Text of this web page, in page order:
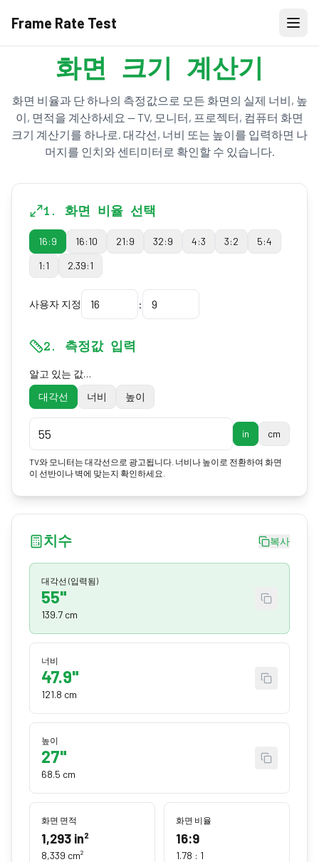
Frame Rate Test
화면 크기 계산기
화면 비율과 단 하나의 측정값으로 모든 화면의 실제 너비, 높
이, 면적을 계산하세요 — TV, 모니터, 프로젝터, 컴퓨터 화면
크기 계산기를 하나로. 대각선, 너비 또는 높이를 입력하면 나
머지를 인치와 센티미터로 확인할 수 있습니다.
1. 화면 비율 선택
16:9 16:10 21:9 32:9 4:3 3:2
5:4
1:1
2.39:1
사용자 지정 :
2. 측정값 입력
알고 있는 값…
대각선
너비 높이
in cm
TV와 모니터는 대각선으로 광고됩니다. 너비나 높이로 전환하여 화면
이 선반이나 벽에 맞는지 확인하세요.
치수 복사
대각선 (입력됨)
55"
139.7 cm
너비
47.9"
121.8 cm
높이
27"
68.5 cm
화면 면적
1,293 in²
8,339 cm²
화면 비율
16:9
1.78 : 1